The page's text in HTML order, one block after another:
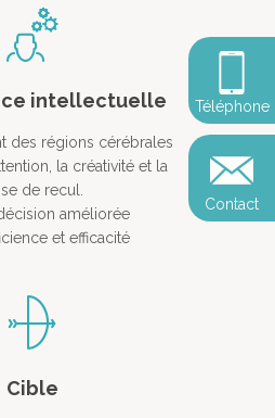
intellectuelle
des régions cérébrales
la créativité et la
de recul.
améliorée
et efficacité
Cible
Téléphone
Contact
Devenir praticien en
de pleine conscience
Somatic Expériencing
Révelez votre
Conférences
personnel
Révelez votre
votre impact
Reconversion et
professionnelle
Explorer
et découvrir
Blog
Sandrine
Podcast
Contact